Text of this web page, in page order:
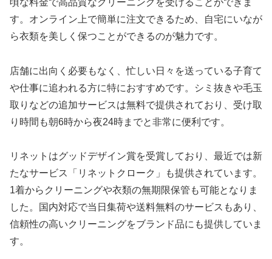
す。オンライン上で簡単に注文できるため、自宅にいなが
ら衣類を美しく保つことができるのが魅力です。
店舗に出向く必要もなく、忙しい日々を送っている子育て
や仕事に追われる方に特におすすめです。シミ抜きや毛玉
取りなどの追加サービスは無料で提供されており、受け取
り時間も朝6時から夜24時までと非常に便利です。
リネットはグッドデザイン賞を受賞しており、最近では新
たなサービス「リネットクローク」も提供されています。
1着からクリーニングや衣類の無期限保管も可能となりま
した。国内対応で当日集荷や送料無料のサービスもあり、
信頼性の高いクリーニングをブランド品にも提供していま
す。